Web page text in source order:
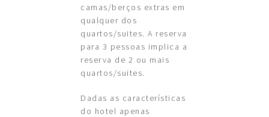
camas/berços extras em
qualquer dos
quartos/suites. A reserva
para 3 pessoas implica a
reserva de 2 ou mais
quartos/suites.
Dadas as características
do hotel apenas